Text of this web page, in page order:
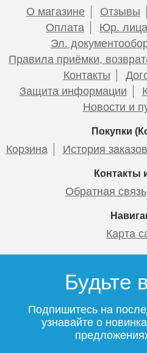
О магазине Отзывы
Оплата
Юр.
Эл.
Правила приёмки,
Контакты
Защита информации
Новости и
Покупки
Корзина История заказов
Контакты
Обратная связь
Карта
Будьте
Подпишитесь на
узнавайте о